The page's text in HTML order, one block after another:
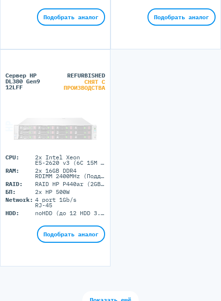
Подобрать аналог Подобрать аналог
Сервер HP
DL380 Gen9
12LFF
REFURBISHED
СНЯТ С
ПРОИЗВОДСТВА
CPU: 2x Intel Xeon
E5-2620 v3 (6C 15M Cache 2.40 GHz)
RAM:
2x 16GB DDR4
RDIMM 2400MHz (Поддержка до 3072GB максимально, 24 DIMM портов)
RAID:
RAID HP P440ar (2GB+FBWC)
БП:
2x HP 500W
Network: 4 port 1Gb/s
RJ-45
HDD:
noHDD (до 12 HDD 3.5'' LFF)
Подобрать аналог